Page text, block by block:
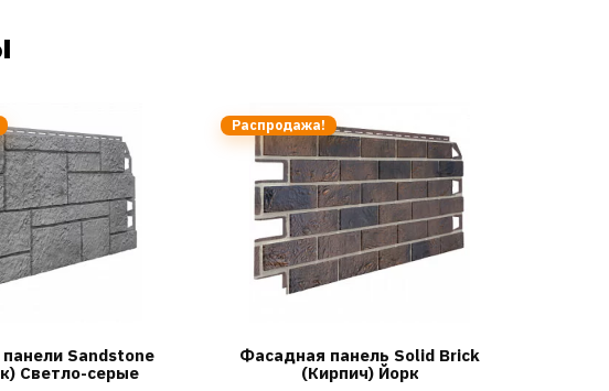
Sandstone
Светло-серые
Распродажа!
Фасадная панель Solid Brick
(Кирпич) Йорк